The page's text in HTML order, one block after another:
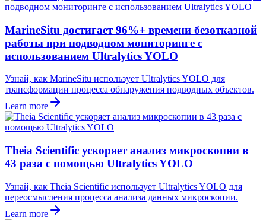
MarineSitu достигает 96%+ времени безотказной
работы при подводном мониторинге с
использованием Ultralytics YOLO
Узнай, как MarineSitu использует Ultralytics YOLO для
трансформации процесса обнаружения подводных объектов.
Learn more
Theia Scientific ускоряет анализ микроскопии в
43 раза с помощью Ultralytics YOLO
Узнай, как Theia Scientific использует Ultralytics YOLO для
переосмысления процесса анализа данных микроскопии.
Learn more